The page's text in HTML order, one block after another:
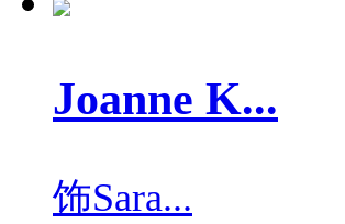
Joanne K...
饰Sara...